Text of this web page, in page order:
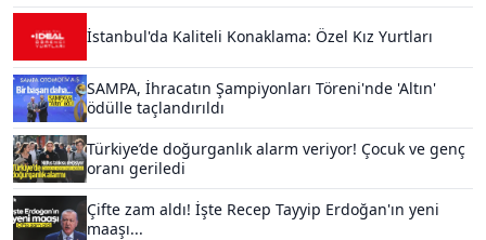
İstanbul'da Kaliteli Konaklama: Özel Kız Yurtları
SAMPA, İhracatın Şampiyonları Töreni'nde 'Altın'
ödülle taçlandırıldı
Türkiye’de doğurganlık alarm veriyor! Çocuk ve genç
oranı geriledi
Çifte zam aldı! İşte Recep Tayyip Erdoğan'ın yeni
maaşı...